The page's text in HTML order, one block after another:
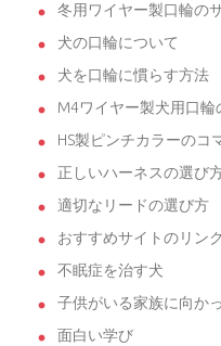
冬用ワイヤー製口輪の
犬の口輪について
犬を口輪に慣らす方法
M4ワイヤー製犬用口輪
HS製ピンチカラーのコ
正しいハーネスの選び
適切なリードの選び方
おすすめサイトのリンク
不眠症を治す犬
子供がいる家族に向か
面白い学び